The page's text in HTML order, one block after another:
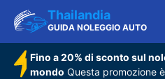
Thailandia
GUIDA NOLEGGIO AUTO
Fino a 20% di sconto sul
mondo Questa promozione